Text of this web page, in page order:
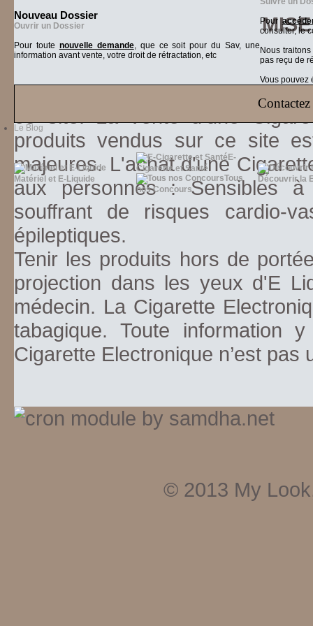
Nouveau Dossier
Ouvrir un Dossier
Pour toute nouvelle demande, que ce soit pour du Sav, une
information avant vente, votre droit de rétractation, etc
Pour
consulter, le
Nous
pas reçu de
Vous pouvez
Le Blog
Matériel et E-Liquide
E-
Cigarette et Santé
Tous
nos Concours
Découvrir la
Vous reconnaissez être âgé de
ce site. La vente d'une
produits vendus sur ce site
majeures. L'achat d'une
aux personnes : Sensibles
souffrant de risques cardio-
épileptiques.
Tenir les produits hors de
projection dans les yeux d'E
médecin. La Cigarette
tabagique. Toute information
Cigarette Electronique n’est pas
© 2013 My Look